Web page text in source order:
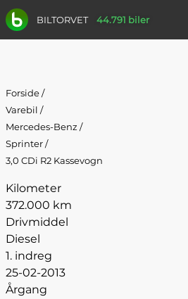
BILTORVET 44.791 biler
Forside/
Varebil /
Mercedes-Benz /
Sprinter/
3,0 CDi R2 Kassevogn
Kilometer
372.000 km
Drivmiddel
Diesel
1. indreg
25-02-2013
Årgang